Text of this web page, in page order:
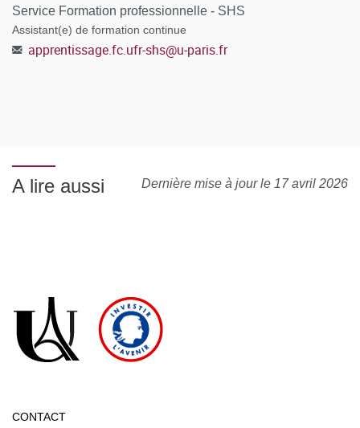
Service Formation professionnelle - SHS
Assistant(e) de formation continue
apprentissage.fc.ufr-shs@u-paris.fr
Dernière mise à jour le 17 avril 2026
A lire aussi
CONTACT